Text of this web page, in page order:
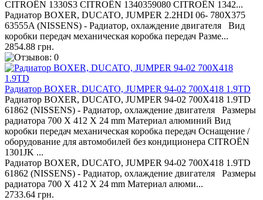
CITROËN 1330S3 CITROËN 1340359080 CITROËN 1342...
Радиатор BOXER, DUCATO, JUMPER 2.2HDI 06- 780X375
63555A (NISSENS) - Радиатор, охлаждение двигателя Вид
коробки передач механическая коробка передач Разме...
2854.88 грн.
Радиатор BOXER, DUCATO, JUMPER 94-02 700X418 1.9TD
Радиатор BOXER, DUCATO, JUMPER 94-02 700X418 1.9TD
61862 (NISSENS) - Радиатор, охлаждение двигателя Размеры
радиатора 700 X 412 X 24 mm Материал алюминий Вид
коробки передач механическая коробка передач Оснащение /
оборудование для автомобилей без кондиционера CITROËN
1301JK ...
Радиатор BOXER, DUCATO, JUMPER 94-02 700X418 1.9TD
61862 (NISSENS) - Радиатор, охлаждение двигателя Размеры
радиатора 700 X 412 X 24 mm Материал алюми...
2733.64 грн.